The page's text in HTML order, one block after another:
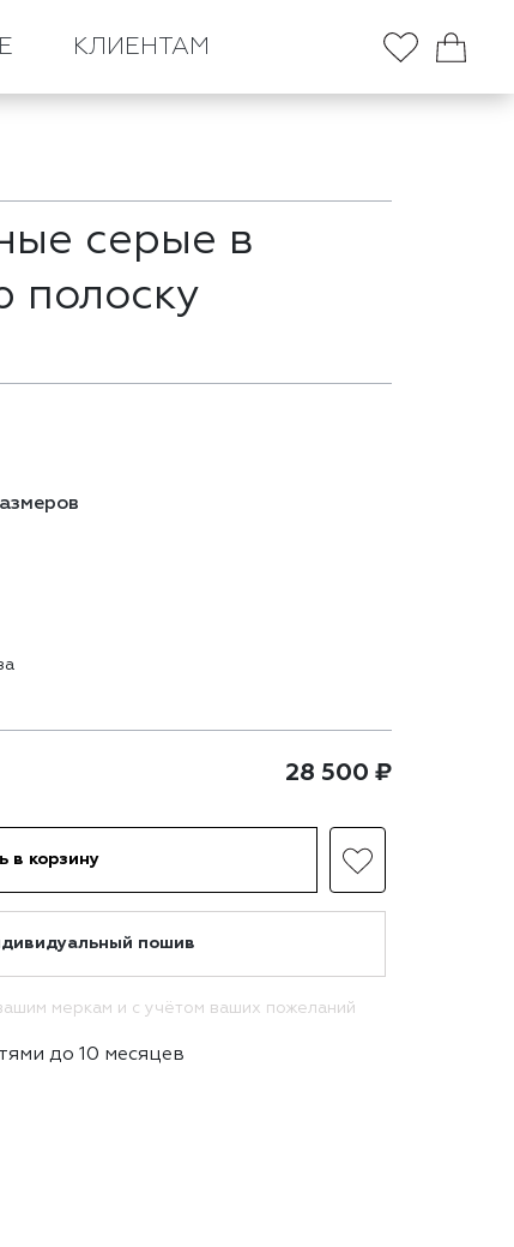
КЛИЕНТАМ
серые в
полоску
28 500 ₽
в корзину
пошив
меркам и с учётом ваших пожеланий
до 10 месяцев